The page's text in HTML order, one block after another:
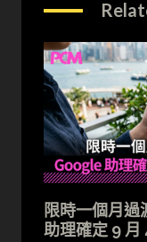
限時一個月
助理確定 9 月